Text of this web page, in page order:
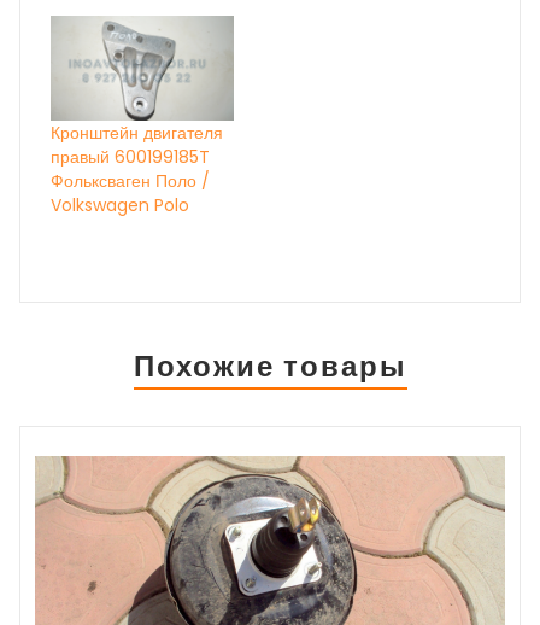
Кронштейн двигателя
правый 600199185T
Фольксваген Поло /
Volkswagen Polo
Похожие товары